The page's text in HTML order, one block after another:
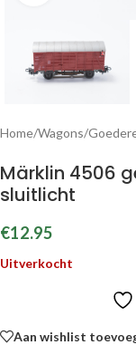
Home/Wagons/
Märklin 4506
sluitlicht
€12.95
Uitverkocht
Aan wishlist